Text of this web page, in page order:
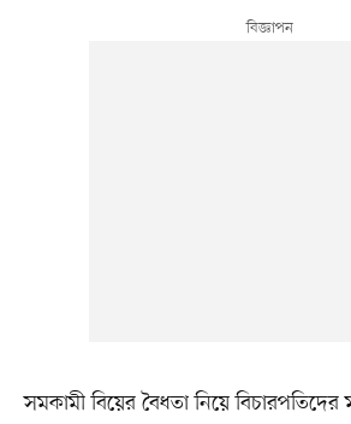
সমকামী বিয়ের বৈধতা নিয়ে বিচারপতিদের